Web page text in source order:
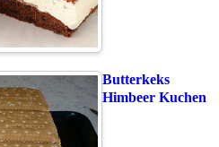
Butterkeks
Himbeer Kuchen